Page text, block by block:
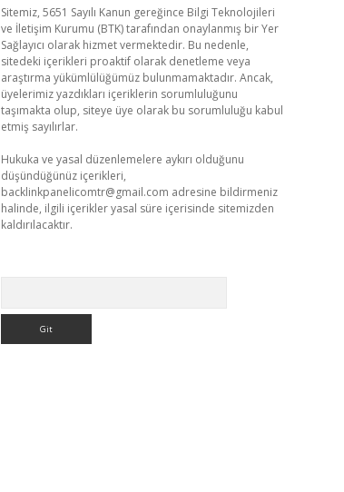
Sitemiz, 5651 Sayılı Kanun gereğince Bilgi Teknolojileri
ve İletişim Kurumu (BTK) tarafından onaylanmış bir Yer
Sağlayıcı olarak hizmet vermektedir. Bu nedenle,
sitedeki içerikleri proaktif olarak denetleme veya
araştırma yükümlülüğümüz bulunmamaktadır. Ancak,
üyelerimiz yazdıkları içeriklerin sorumluluğunu
taşımakta olup, siteye üye olarak bu sorumluluğu kabul
etmiş sayılırlar.
Hukuka ve yasal düzenlemelere aykırı olduğunu
düşündüğünüz içerikleri,
backlinkpanelicomtr@gmail.com adresine bildirmeniz
halinde, ilgili içerikler yasal süre içerisinde sitemizden
kaldırılacaktır.